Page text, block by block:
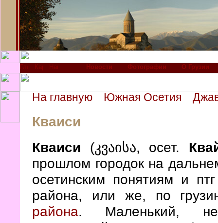
Новости Фотографии О Грузии
На главную Южная Осетия
Кваиси
Кваиси (კვაისა, осет.
прошлом городок на
осетинским понятиям и
района, или же, по
района. Маленький,